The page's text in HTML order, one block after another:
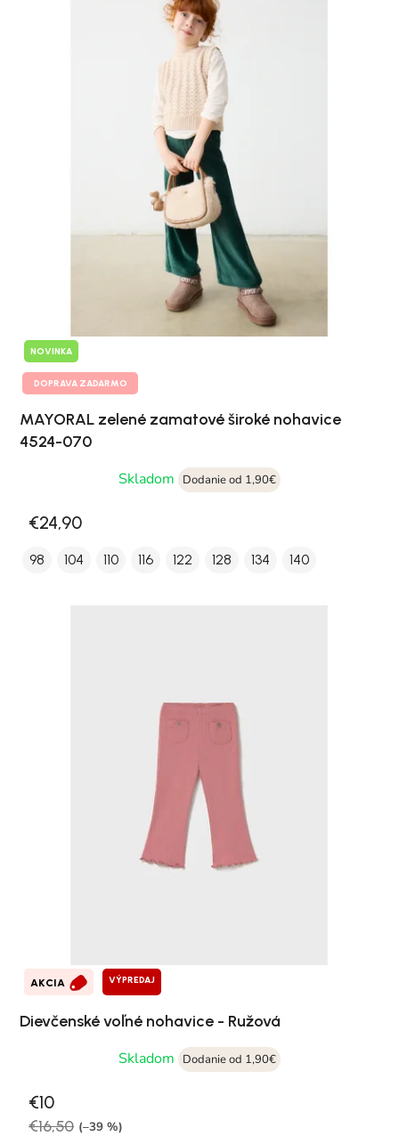
NOVINKA
DOPRAVA ZADARMO
MAYORAL zelené zamatové široké nohavice
4524-070
Skladom
Dodanie od 1,90€
€24,90
98 104 110 116 122 128 134 140
AKCIA VÝPREDAJ
Dievčenské voľné nohavice - Ružová
Skladom
Dodanie od 1,90€
€10
€16,50 (–39 %)